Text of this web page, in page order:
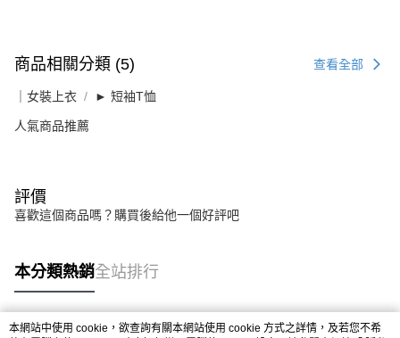
商品相關分類 (5) 查看全部
｜女裝上衣 ► 短袖T恤
人氣商品推薦
評價
喜歡這個商品嗎？購買後給他一個好評吧
本分類熱銷全站排行
本網站中使用 cookie，欲查詢有關本網站使用 cookie 方式之詳情，及若您不希